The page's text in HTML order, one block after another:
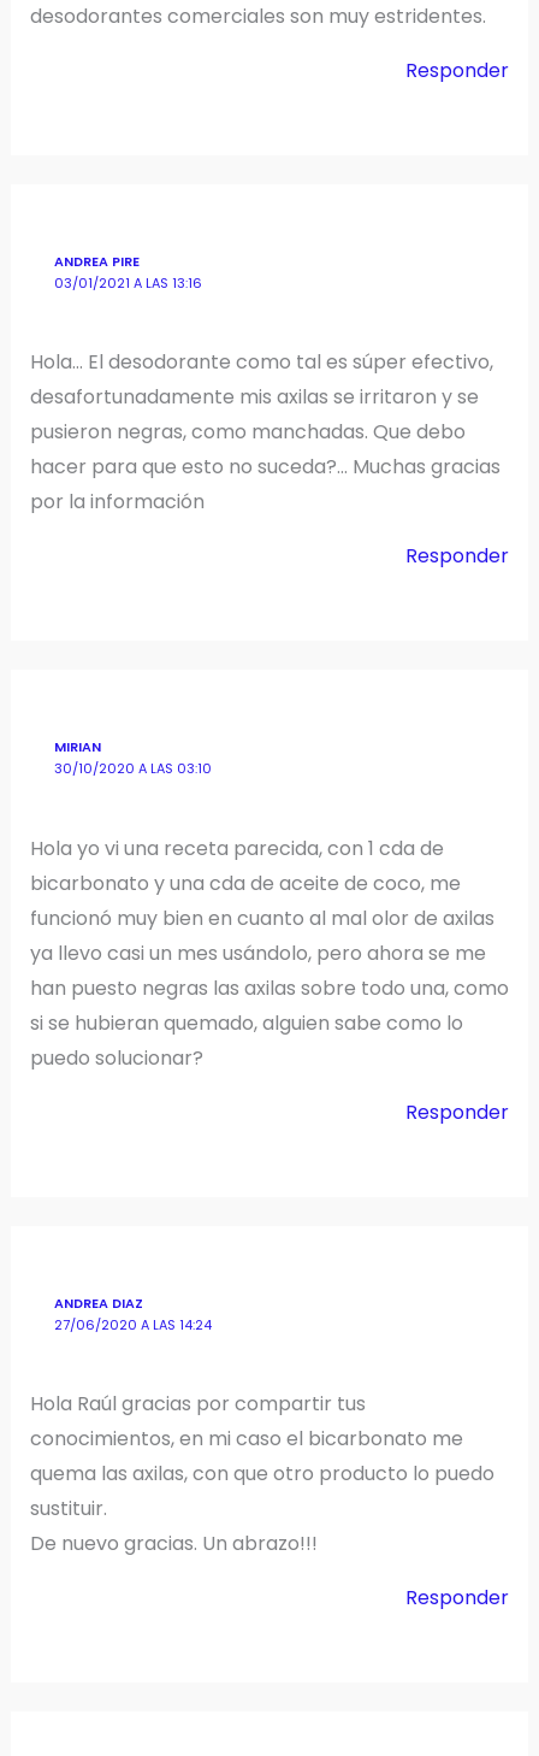
desodorantes comerciales son muy estridentes.
Responder
ANDREA PIRE
03/01/2021 A LAS 13:16
Hola… El desodorante como tal es súper efectivo,
desafortunadamente mis axilas se irritaron y se
pusieron negras, como manchadas. Que debo
hacer para que esto no suceda?… Muchas gracias
por la información
Responder
MIRIAN
30/10/2020 A LAS 03:10
Hola yo vi una receta parecida, con 1 cda de
bicarbonato y una cda de aceite de coco, me
funcionó muy bien en cuanto al mal olor de axilas
ya llevo casi un mes usándolo, pero ahora se me
han puesto negras las axilas sobre todo una, como
si se hubieran quemado, alguien sabe como lo
puedo solucionar?
Responder
ANDREA DIAZ
27/06/2020 A LAS 14:24
Hola Raúl gracias por compartir tus
conocimientos, en mi caso el bicarbonato me
quema las axilas, con que otro producto lo puedo
sustituir.
De nuevo gracias. Un abrazo!!!
Responder